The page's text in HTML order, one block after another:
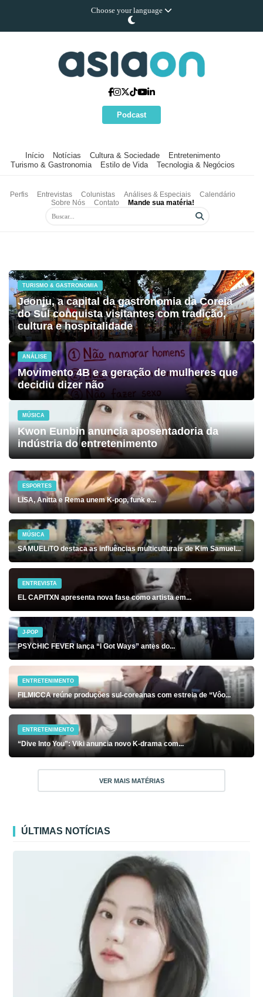
Choose your language
Podcast
Início Notícias Cultura & Sociedade
Entretenimento
Turismo & Gastronomia
Estilo de Vida Tecnologia & Negócios
Perfis Entrevistas Colunistas Análises & Especiais
Calendário
Sobre Nós
Contato Mande sua matéria!
TURISMO & GASTRONOMIA
Jeonju, a capital da gastronomia da Coreia
do Sul conquista visitantes com tradição,
cultura e hospitalidade
ANÁLISE
Movimento 4B e a geração de mulheres que
decidiu dizer não
MÚSICA
Kwon Eunbin anuncia aposentadoria da
indústria do entretenimento
ESPORTES
LISA, Anitta e Rema unem K-pop, funk e...
MÚSICA
SAMUELiTO destaca as influências multiculturais de Kim Samuel...
ENTREVISTA
EL CAPITXN apresenta nova fase como artista em...
J-POP
PSYCHIC FEVER lança “I Got Ways” antes do...
ENTRETENIMENTO
FILMICCA reúne produções sul-coreanas com estreia de “Vôo...
ENTRETENIMENTO
“Dive Into You”: Viki anuncia novo K-drama com...
VER MAIS MATÉRIAS
ÚLTIMAS NOTÍCIAS